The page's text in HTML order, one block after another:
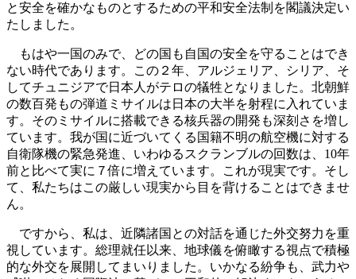
と安全を確かなものとするための平和安全法制を閣議決定い
たしました。
もはや一国のみで、どの国も自国の安全を守ることはでき
ない時代であります。この２年、アルジェリア、シリア、そ
してチュニジアで日本人がテロの犠牲となりました。北朝鮮
の数百発もの弾道ミサイルは日本の大半を射程に入れていま
す。そのミサイルに搭載できる核兵器の開発も深刻さを増し
ています。我が国に近づいてくる国籍不明の航空機に対する
自衛隊機の緊急発進、いわゆるスクランブルの回数は、10年
前と比べて実に７倍に増えています。これが現実です。そし
て、私たちはこの厳しい現実から目を背けることはできませ
ん。
ですから、私は、近隣諸国との対話を通じた外交努力を重
視しています。総理就任以来、地球儀を俯瞰する視点で積極
的な外交を展開してまいりました。いかなる紛争も、武力や